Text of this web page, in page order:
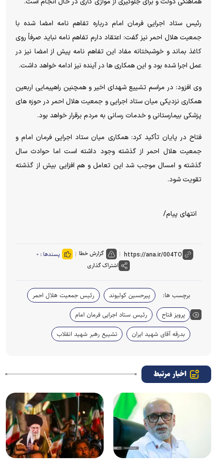
رئیس ستاد اجرایی فرمان امام درباره تفاهم نامه امضا شده با
جمعیت هلال احمر نیز گفت: اعتقاد دارم تفاهم نامه نباید صرفاً روی
کاغذ بماند و خوشبختانه مفاد این تفاهم نامه پیش از امضا نیز در
عمل اجرا شده بود و این همکاری ها در آینده نیز ادامه خواهد داشت.
وی افزود: در مراسم تشییع شهدای اخیر و همچنین راهپیمایی اربعین
همکاری نزدیکی میان ستاد اجرایی و جمعیت هلال احمر در حوزه های
پزشکی بیمارستانی و خدمات رسانی به مردم برقرار خواهد بود.
فتاح در پایان تأکید کرد: همکاری میان ستاد اجرایی فرمان امام و
جمعیت هلال احمر از گذشته وجود داشته است اما حوادث سال
گذشته و امسال موجب شد این تعامل و هم افزایی بیش از گذشته
تقویت شود.
انتهای پیام/
گزارش خطا پسندها : ۰
اشتراک گذاری
برچسب ها: پیرحسین کولیوند
رئیس جمعیت هلال احمر
پرویز فتاح
رئیس ستاد اجرایی فرمان امام
بدرقه آقای شهید ایران
تشییع رهبر شهید انقلاب
اخبار مرتبط